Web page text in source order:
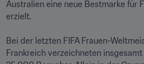
Australien eine neue Bestmarke für
erzielt.
Bei der letzten FIFA Frauen-
Frankreich verzeichneten